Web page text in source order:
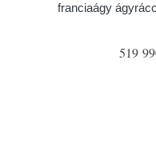
franciaágy
519